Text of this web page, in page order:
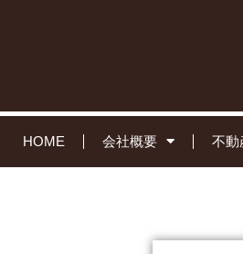
HOME 会社概要 不動